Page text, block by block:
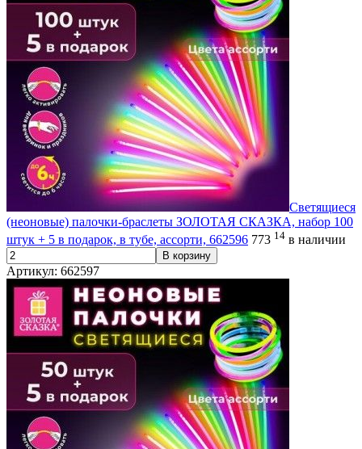
Светящиеся
(неоновые) палочки-браслеты ЗОЛОТАЯ СКАЗКА, набор 100
штук + 5 в подарок, в тубе, ассорти, 662596 773 14 в наличии
В корзину
Артикул: 662597